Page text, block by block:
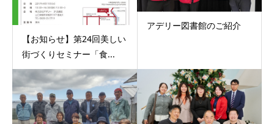
【お知らせ】第24回美しい
街づくりセミナー「食...
アデリー図書館のご紹介